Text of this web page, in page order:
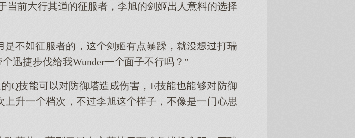
前行其的征服者，李旭的剑姬人意料的选择
不征服者的，剑姬有点暴躁，就打瑞
捷步伐给我Wunder一面子不行吗？”
的Q技防御塔造伤害，E技够防御
次升一档次，不李旭子，不像是一门思